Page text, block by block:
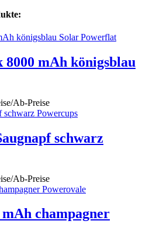
8000 mAh königsblau
Ab-Preise
schwarz
Ab-Preise
champagner